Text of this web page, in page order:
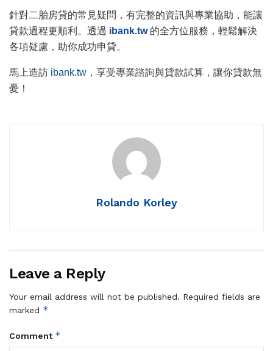
針對二胎房貸的常見疑問，有完整的資訊與專業協助，能讓
貸款過程更順利。透過 ibank.tw的全方位服務，輕鬆解決
各項疑慮，助你成功申貸。
馬上造訪 ibank.tw ，享受專業諮詢與貸款試算，讓你貸款無
憂！
Rolando Korley
Leave a Reply
Your email address will not be published. Required fields are
marked *
Comment *